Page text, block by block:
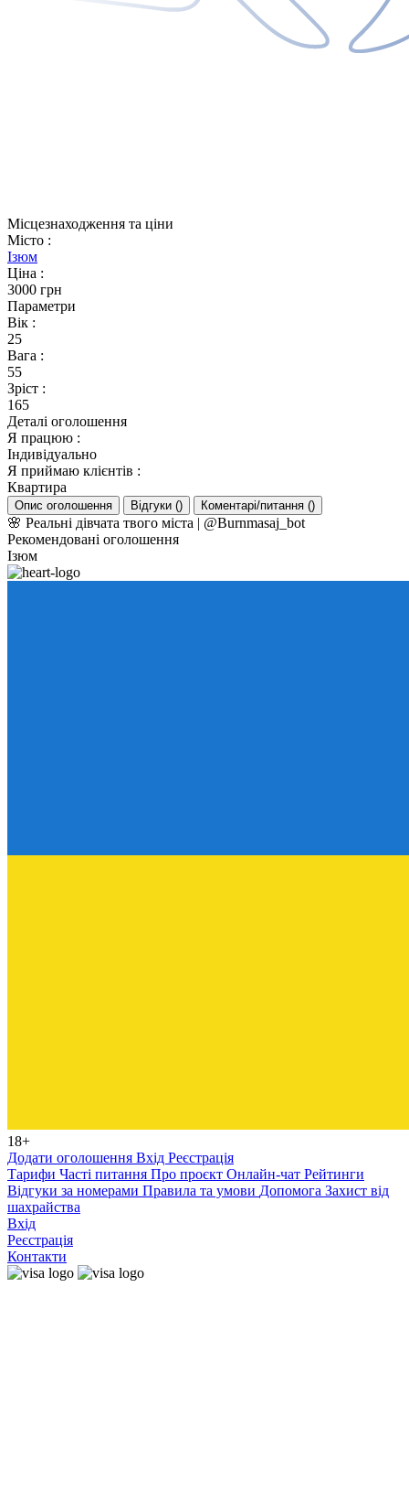
Місцезнаходження та ціни
Місто :
Ізюм
Ціна :
3000 грн
Параметри
Вік :
25
Вага :
55
Зріст :
165
Деталі оголошення
Я працюю :
Індивідуально
Я приймаю клієнтів :
Квартира
Опис оголошення Відгуки () Коментарі/питання ()
🌸 Реальні дівчата твого міста | @Burnmasaj_bot
Рекомендовані оголошення
Ізюм
18+
Додати оголошення Вхід Реєстрація
Тарифи Часті питання Про проєкт Онлайн-чат Рейтинги
Відгуки за номерами Правила та умови Допомога Захист від
шахрайства
Вхід
Реєстрація
Контакти